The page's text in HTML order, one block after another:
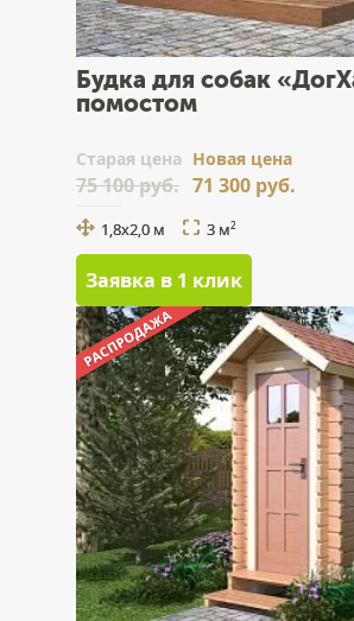
Будка для собак
помостом
Cтарая цена
75 100 руб.
Новая цена
71 300 руб.
1,8х2,0 м 3 м2
Заявка в 1 клик